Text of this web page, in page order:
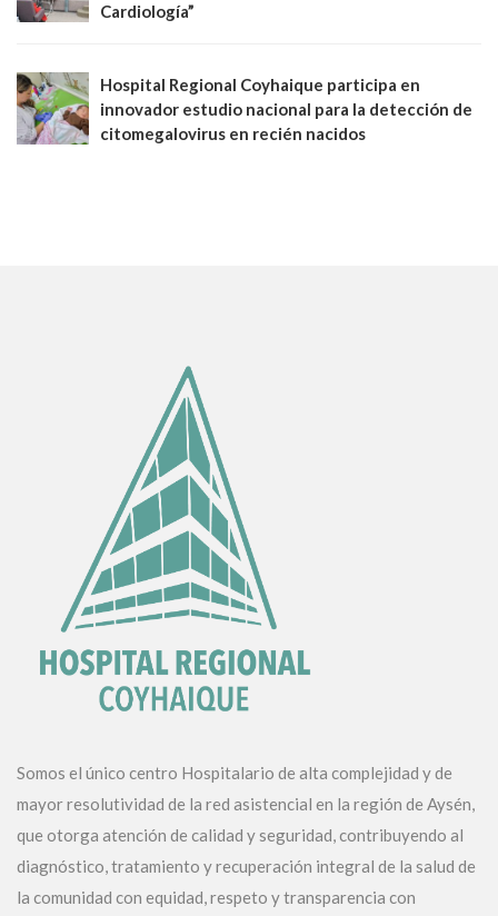
Cardiología”
Hospital Regional Coyhaique participa en
innovador estudio nacional para la detección de
citomegalovirus en recién nacidos
Somos el único centro Hospitalario de alta complejidad y de
mayor resolutividad de la red asistencial en la región de Aysén,
que otorga atención de calidad y seguridad, contribuyendo al
diagnóstico, tratamiento y recuperación integral de la salud de
la comunidad con equidad, respeto y transparencia con